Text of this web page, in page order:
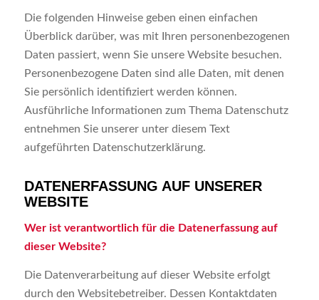
Die folgenden Hinweise geben einen einfachen
Überblick darüber, was mit Ihren personenbezogenen
Daten passiert, wenn Sie unsere Website besuchen.
Personenbezogene Daten sind alle Daten, mit denen
Sie persönlich identifiziert werden können.
Ausführliche Informationen zum Thema Datenschutz
entnehmen Sie unserer unter diesem Text
aufgeführten Datenschutzerklärung.
DATENERFASSUNG AUF UNSERER
WEBSITE
Wer ist verantwortlich für die Datenerfassung auf
dieser Website?
Die Datenverarbeitung auf dieser Website erfolgt
durch den Websitebetreiber. Dessen Kontaktdaten